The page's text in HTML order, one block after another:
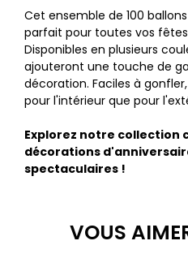
Cet ensemble de 100
parfait pour toutes vos
Disponibles en plusieurs
ajouteront une touche de
décoration. Faciles à
pour l'intérieur que pour
Explorez notre collection
décorations
spectaculaires !
VOUS